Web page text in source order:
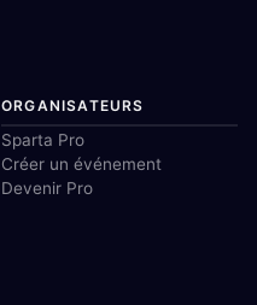
ORGANISATEURS
Sparta Pro
Créer un événement
Devenir Pro